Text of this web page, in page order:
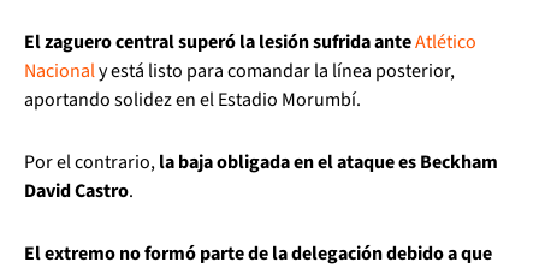
El zaguero central superó la lesión sufrida anteAtlético
Nacionaly está listo para comandar la línea posterior,
aportando solidez en el Estadio Morumbí.
Por el contrario,la baja obligada en el ataque es Beckham
David Castro.
El extremo no formó parte de la delegación debido a que